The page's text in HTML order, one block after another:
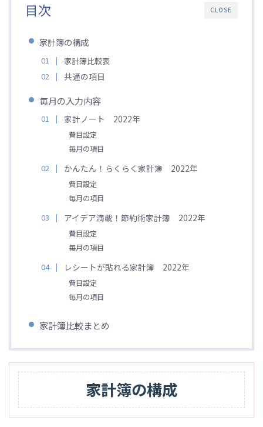
CLOSE
目次
家計簿の構成
家計簿比較表
共通の項目
毎月の入力内容
家計ノート 2022年
費目設定
毎月の項目
かんたん！らくらく家計簿 2022年
費目設定
毎月の項目
アイデア満載！節約術家計簿 2022年
費目設定
毎月の項目
レシートが貼れる家計簿 2022年
費目設定
毎月の項目
家計簿比較まとめ
家計簿の構成